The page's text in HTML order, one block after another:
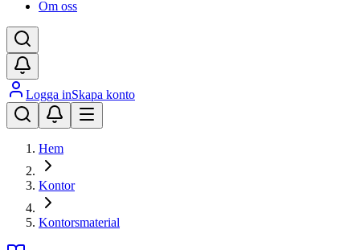
Om oss
Logga inSkapa konto
Hem
Kontor
Kontorsmaterial